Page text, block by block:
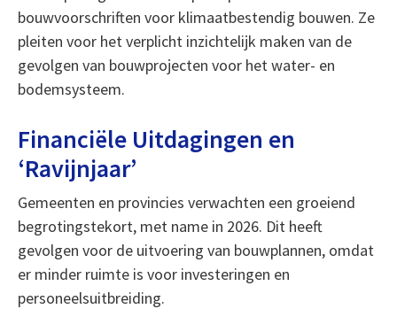
bouwvoorschriften voor klimaatbestendig bouwen. Ze
pleiten voor het verplicht inzichtelijk maken van de
gevolgen van bouwprojecten voor het water- en
bodemsysteem.
Financiële Uitdagingen en
‘Ravijnjaar’
Gemeenten en provincies verwachten een groeiend
begrotingstekort, met name in 2026. Dit heeft
gevolgen voor de uitvoering van bouwplannen, omdat
er minder ruimte is voor investeringen en
personeelsuitbreiding.